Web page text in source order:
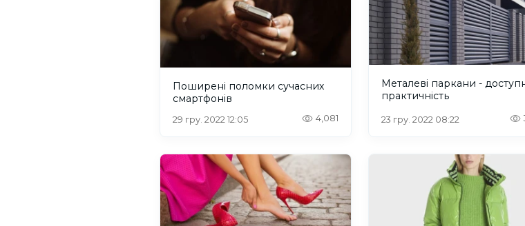
Поширені поломки сучасних
смартфонів
29 гру. 2022 12:05 4,081
Металеві паркани -
практичність
23 гру. 2022 08:22